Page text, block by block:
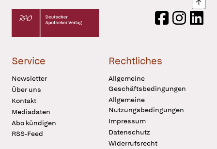
Deutscher Apotheker Verlag Logo
FacebookInstagram
Service
Newsletter
Über uns
Kontakt
Mediadaten
Abo kündigen
RSS-Feed
Rechtliches
Allgemeine
Geschäftsbedingungen
Allgemeine
Nutzungsbedingungen
Impressum
Datenschutz
Widerrufsrecht